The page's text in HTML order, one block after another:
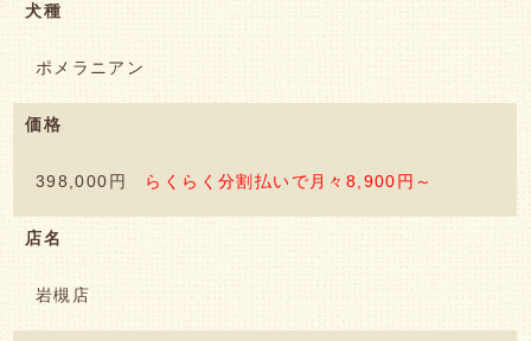
犬種
ポメラニアン
価格
398,000円 らくらく分割払いで月々8,900円～
店名
岩槻店